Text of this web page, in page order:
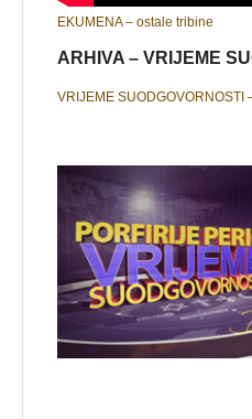
EKUMENA – ostale tribine
ARHIVA – VRIJEME
VRIJEME SUODGOVORNOSTI